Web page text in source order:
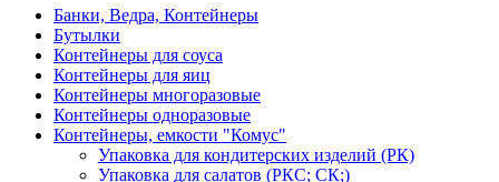
Банки, Ведра, Контейнеры
Бутылки
Контейнеры для соуса
Контейнеры для яиц
Контейнеры многоразовые
Контейнеры одноразовые
Контейнеры, емкости "Комус"
Упаковка для кондитерских изделий (РК)
Упаковка для салатов (РКС; СК;)